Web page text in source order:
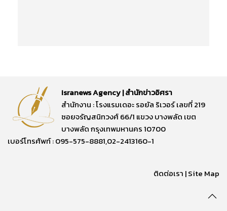
Isranews Agency | สำนักข่าวอิศรา
สำนักงาน : โรงแรมเดอะ รอยัล ริเวอร์ เลขที่ 219
ซอยจรัญสนิทวงศ์ 66/1 แขวง บางพลัด เขต
บางพลัด กรุงเทพมหานคร 10700
เบอร์โทรศัพท์ : 095-575-8881,02-2413160-1
ติดต่อเรา |Site Map